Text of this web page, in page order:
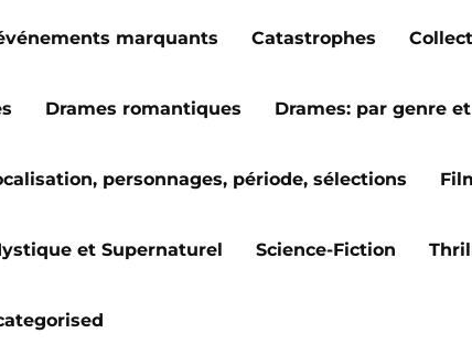
marquants Catastrophes
Drames romantiques Drames: par genre
personnages, période, sélections
et Supernaturel Science-Fiction